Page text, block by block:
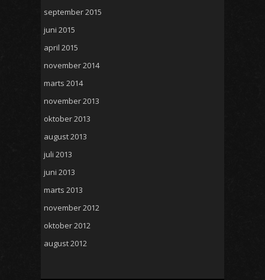
september 2015
juni 2015
april 2015
november 2014
marts 2014
november 2013
oktober 2013
august 2013
juli 2013
juni 2013
marts 2013
november 2012
oktober 2012
august 2012